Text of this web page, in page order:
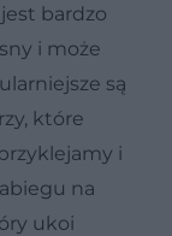
bardzo
i może
są
które
i
na
ukoi